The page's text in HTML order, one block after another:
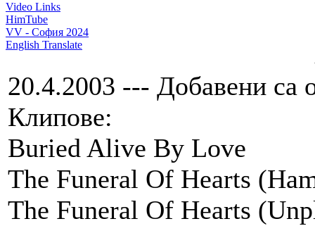
Video Links
HimTube
VV - София 2024
English Translate
20.4.2003 --- Добавени са
Клипове:
Buried Alive By Love
The Funeral Of Hearts
The Funeral Of Hearts